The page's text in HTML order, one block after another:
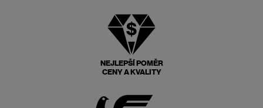
NEJLEPŠÍ POMĚR
CENY A KVALITY